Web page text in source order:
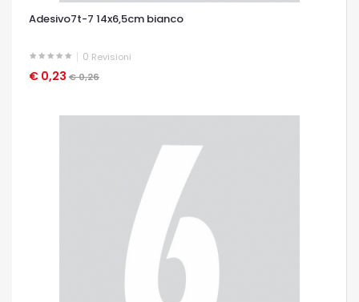
Adesivo7t-7 14x6,5cm bianco
0 Revisioni
€ 0,23 € 0,26
OCCHIATA VELOCE